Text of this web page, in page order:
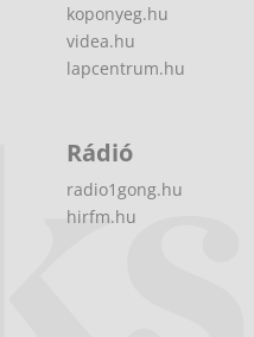
koponyeg.hu
videa.hu
lapcentrum.hu
Rádió
radio1gong.hu
hirfm.hu